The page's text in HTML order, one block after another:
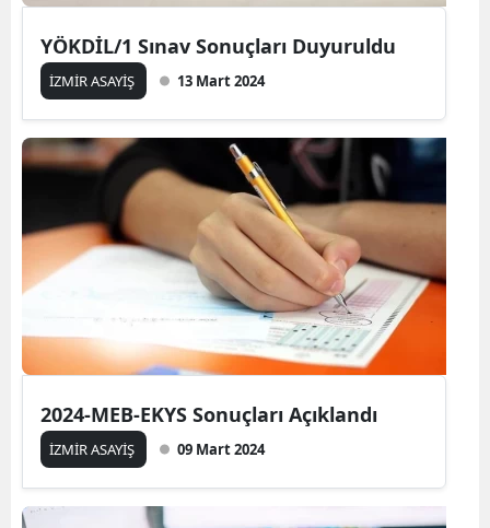
YÖKDİL/1 Sınav Sonuçları Duyuruldu
İZMİR ASAYİŞ 13 Mart 2024
2024-MEB-EKYS Sonuçları Açıklandı
İZMİR ASAYİŞ 09 Mart 2024